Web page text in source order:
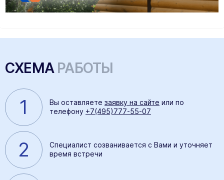
СХЕМА РАБОТЫ
1 Вы оставляете заявку на сайте или по
телефону +7(495)777-55-07
2
Специалист созванивается с Вами и уточняет
время встречи